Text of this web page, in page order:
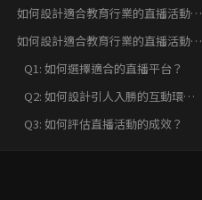
如何設計適合教育行業的直播活動結
如何設計適合教育行業的直播活動
Q1: 如何選擇適合的直播平台？
Q2: 如何設計引人入勝的互動環
Q3: 如何評估直播活動的成效？